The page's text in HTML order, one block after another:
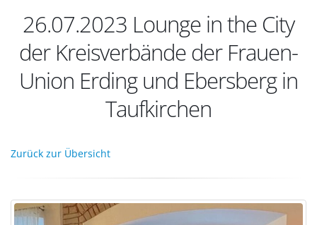
26.07.2023 Lounge in the City
der Kreisverbände der Frauen-
Union Erding und Ebersberg in
Taufkirchen
Zurück zur Übersicht